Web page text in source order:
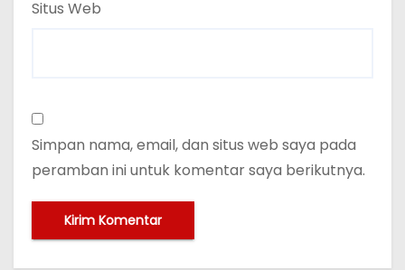
Situs Web
Simpan nama, email, dan situs web saya pada
peramban ini untuk komentar saya berikutnya.